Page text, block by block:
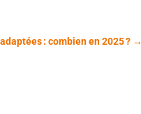
: combien en 2025 ?→